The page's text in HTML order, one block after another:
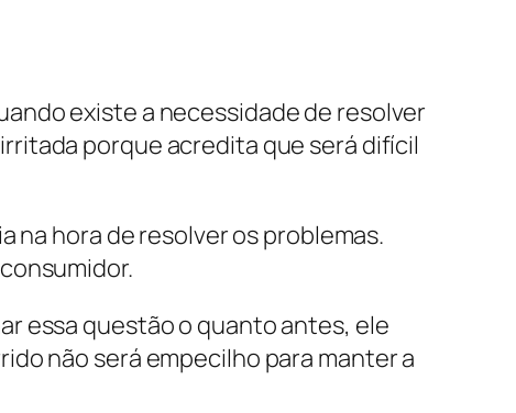
existe a necessidade de resolver
porque acredita que será difícil
hora de resolver os problemas.
essa questão o quanto antes, ele
não será empecilho para manter a